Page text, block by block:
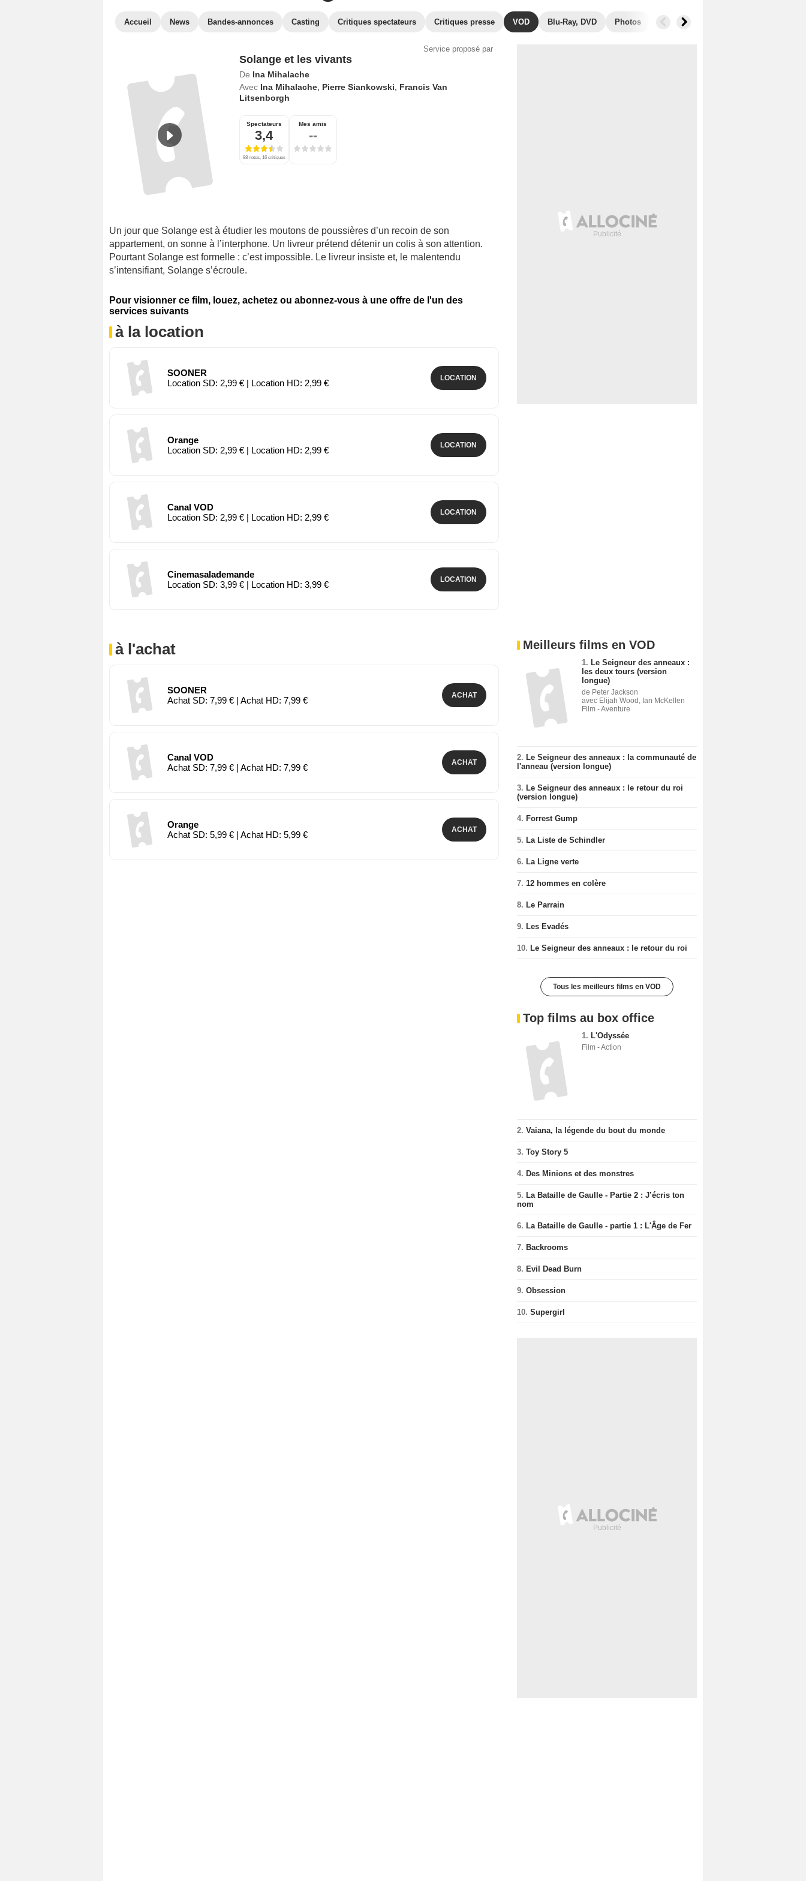
Accueil News Bandes-annonces Casting Critiques spectateurs Critiques presse VOD Blu-Ray, DVD Photos Box Office
Service proposé par
Solange et les vivants
De Ina Mihalache
Avec Ina Mihalache, Pierre Siankowski
Francis Van
Litsenborgh
Spectateurs
3,4
88 notes, 16 critiques
Mes amis
--
Un jour que Solange est à étudier les moutons de poussières d’un recoin de son
appartement, on sonne à l’interphone. Un livreur prétend détenir un colis à son attention.
Pourtant Solange est formelle : c’est impossible. Le livreur insiste et, le malentendu
s’intensifiant, Solange s’écroule.
Pour visionner ce film, louez, achetez ou abonnez-vous à une offre de l'un des
services suivants
à la location
SOONER
Location SD: 2,99 € | Location HD: 2,99 €
LOCATION
Orange
Location SD: 2,99 € | Location HD: 2,99 €
LOCATION
Canal VOD
Location SD: 2,99 € | Location HD: 2,99 €
LOCATION
Cinemasalademande
Location SD: 3,99 € | Location HD: 3,99 €
LOCATION
à l'achat
SOONER
Achat SD: 7,99 € | Achat HD: 7,99 €
ACHAT
Canal VOD
Achat SD: 7,99 € | Achat HD: 7,99 €
ACHAT
Orange
Achat SD: 5,99 € | Achat HD: 5,99 €
ACHAT
Meilleurs films en VOD
1. Le Seigneur des anneaux :
les deux tours (version
longue)
de Peter Jackson
avec Elijah Wood, Ian McKellen
Film - Aventure
2. Le Seigneur des anneaux : la communauté de
l'anneau (version longue)
3. Le Seigneur des anneaux : le retour du roi
(version longue)
4. Forrest Gump
5. La Liste de Schindler
6. La Ligne verte
7. 12 hommes en colère
8. Le Parrain
9. Les Evadés
10. Le Seigneur des anneaux : le retour du roi
Tous les meilleurs films en VOD
Top films au box office
1. L'Odyssée
Film - Action
2. Vaiana, la légende du bout du monde
3. Toy Story 5
4. Des Minions et des monstres
5. La Bataille de Gaulle - Partie 2 : J’écris ton
nom
6. La Bataille de Gaulle - partie 1 : L'Âge de Fer
7. Backrooms
8. Evil Dead Burn
9. Obsession
10. Supergirl